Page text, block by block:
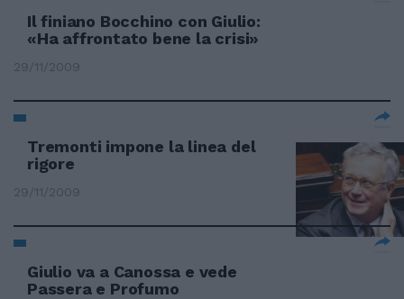
Il finiano Bocchino con Giulio:
«Ha affrontato bene la crisi»
29/11/2009
Tremonti impone la linea del
rigore
29/11/2009
Giulio va a Canossa e vede
Passera e Profumo